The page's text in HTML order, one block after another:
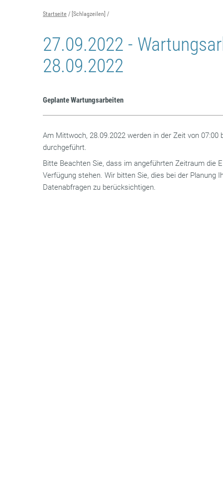
Startseite [Schlagzeilen]
27.09.2022 -
28.09.2022
Geplante Wartungsarbeiten
Am Mittwoch, 28.09.2022 werden in der Zeit von 07:00
durchgeführt.
Bitte Beachten Sie, dass im angeführten Zeitraum die
Verfügung stehen. Wir bitten Sie, dies bei der Planung
Datenabfragen zu berücksichtigen.